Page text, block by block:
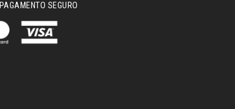
PAGAMENTO SEGURO